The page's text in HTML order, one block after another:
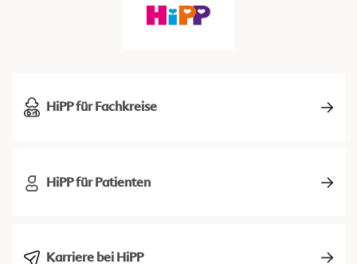
HiPP für Fachkreise
HiPP für Patienten
Karriere bei HiPP